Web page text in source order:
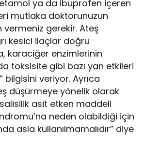
ya da ibuprofen içeren
mutlaka doktorunuzun
gerekir. Ateş
kesici ilaçlar doğru
karaciğer enzimlerinin
toksisite gibi bazı yan etkileri
bilgisini veriyor. Ayrıca
düşürmeye yönelik olarak
asit etken maddeli
neden olabildiği için
asla kullanılmamalıdır” diye